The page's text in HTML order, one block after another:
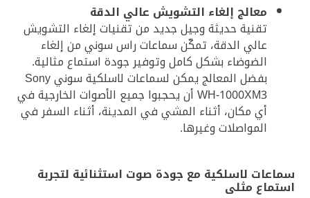
معالج إلغاء التشويش عالي الدقة
تقنية حديثة وجيل جديد من تقنيات إلغاء التشويش
عالي الدقة، تمكّن سماعات راس سوني من إلغاء
الضوضاء بشكل كامل وتوفير جودة استماع مثالية.
بفضل المعالج يمكن لسماعات لاسلكية سوني Sony
WH-1000XM3 أن يحجبوا جميع الأصوات الخارجية في
أي مكان، أثناء المشي في المدينة، أثناء السفر في
المواصلات وغيرها.
سماعات لاسلكية مع جودة صوت استثنائية لتجربة
استماع مثلى